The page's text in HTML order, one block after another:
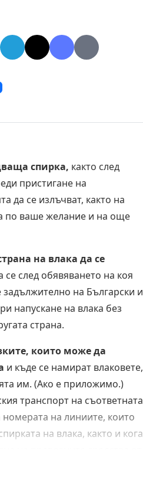
спирка, както след
пристигане на
да се излъчват, както на
по ваше желание и на още
на влака да се
след обявяването на коя
на Български и
напускане на влака без
страна.
които може да
и къде се намират влаковете,
им. (Ако е приложимо.)
транспорт на съответната
на линиите, които
на влака, както и кога